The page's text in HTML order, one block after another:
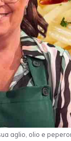
aglio, olio e